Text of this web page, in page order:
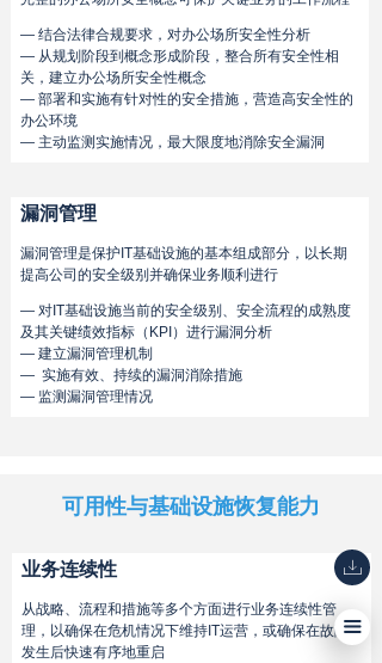
끀
— 结合法律合规要求，对办公场所安全性分析
— 从规划阶段到概念形成阶段，整合所有安全性相
关，建立办公场所安全性概念
— 部署和实施有针对性的安全措施，营造高安全性的
办公环境
— 主动监测实施情况，最大限度地消除安全漏洞
漏洞管理
漏洞管理是保护IT基础设施的基本组成部分，以长期
提高公司的安全级别并确保业务顺利进行
— 对IT基础设施当前的安全级别、安全流程的成熟度
及其关键绩效指标（KPI）进行漏洞分析
— 建立漏洞管理机制
— 实施有效、持续的漏洞消除措施
— 监测漏洞管理情况
业务连续性
从战略、流程和措施等多个方面进行业务连续性管
理，以确保在危机情况下维持IT运营，或确保在故障
发生后快速有序地重启
可用性与基础设施恢复能力
ꄔ